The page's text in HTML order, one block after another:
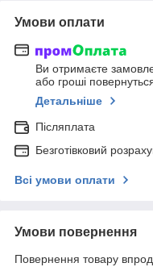
Умови оплати
Ви отримаєте
або гроші
Детальніше
Післяплата
Безготівковий
Всі умови оплати
Умови повернення
Повернення товару